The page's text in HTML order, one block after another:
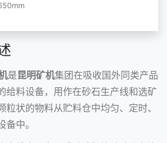
是昆明矿机集团在吸收国外同类产品
给料设备，用作在砂石生产线和选矿
粒状的物料从贮料仓中均匀、定时、
中。